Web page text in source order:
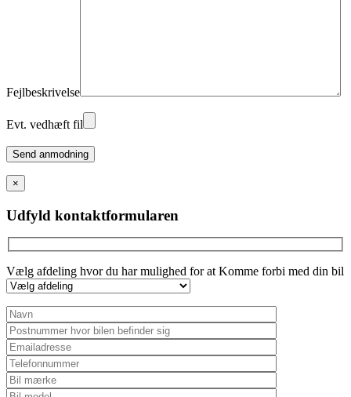
Fejlbeskrivelse
Evt. vedhæft fil
Please
leave
this
field
empty.
×
Udfyld kontaktformularen
Vælg afdeling hvor du har mulighed for at Komme forbi med din bil